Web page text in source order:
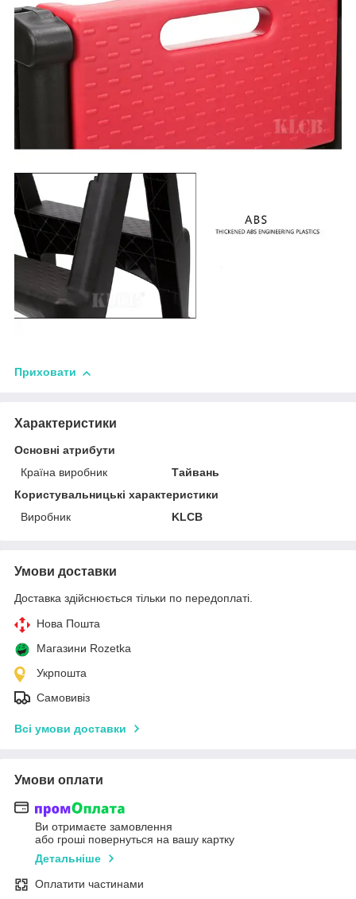
Приховати
Характеристики
Основні атрибути
Країна виробник
Тайвань
Користувальницькі характеристики
Виробник
KLCB
Умови доставки
Доставка здійснюється тільки по передоплаті.
Нова Пошта
Магазини Rozetka
Укрпошта
Самовивіз
Всі умови доставки
Умови оплати
Ви отримаєте замовлення
або гроші повернуться на вашу картку
Детальніше
Оплатити частинами